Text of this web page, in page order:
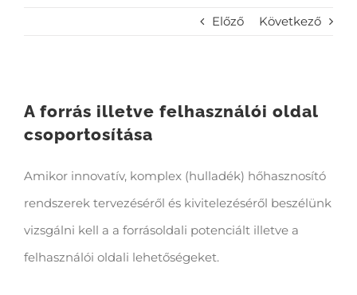
Előző Következő
A forrás illetve felhasználói oldal
csoportosítása
Amikor innovatív, komplex (hulladék) hőhasznosító
rendszerek tervezéséről és kivitelezéséről beszélünk
vizsgálni kell a a forrásoldali potenciált illetve a
felhasználói oldali lehetőségeket.